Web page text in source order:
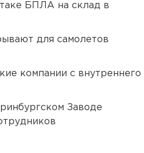
БПЛА на склад в
для самолетов
компании с внутреннего
Заводе